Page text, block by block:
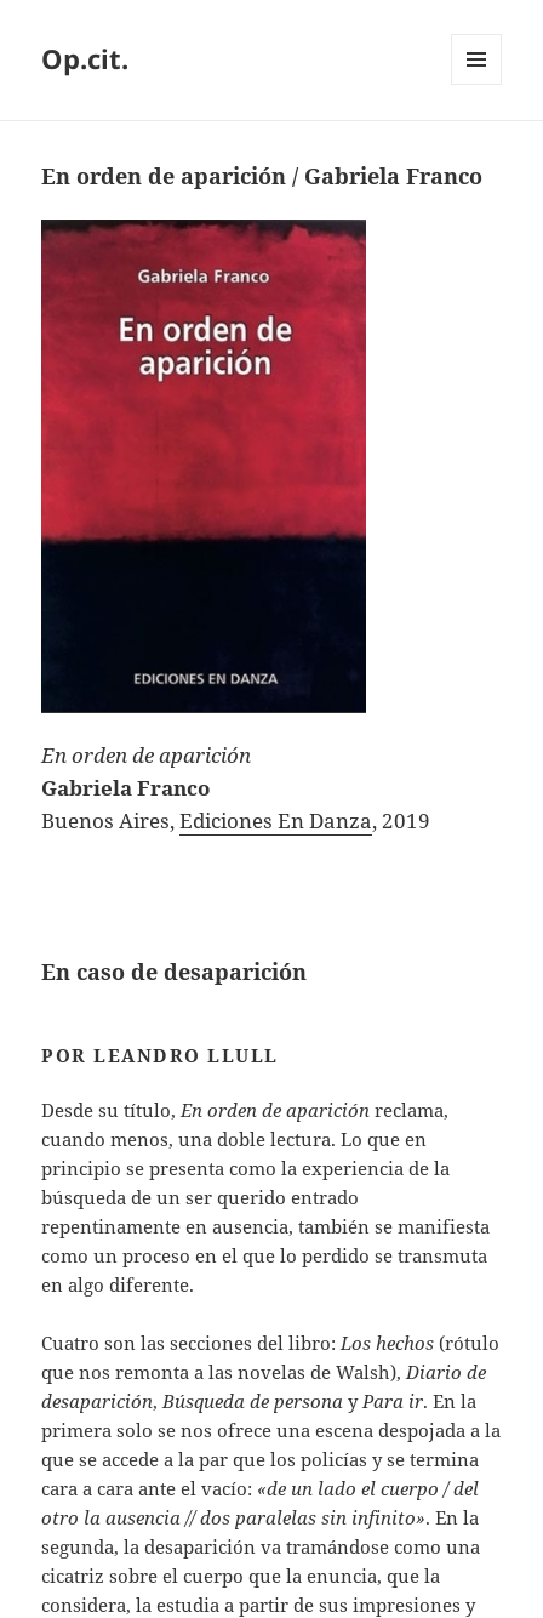
Op.cit.
En orden de aparición / Gabriela Franco
En orden de aparición
Gabriela Franco
Buenos Aires,Ediciones En Danza, 2019
En caso de desaparición
POR LEANDRO LLULL
Desde su título, En orden de aparición reclama,
cuando menos, una doble lectura. Lo que en
principio se presenta como la experiencia de la
búsqueda de un ser querido entrado
repentinamente en ausencia, también se manifiesta
como un proceso en el que lo perdido se transmuta
en algo diferente.
Cuatro son las secciones del libro: Los hechos(rótulo
que nos remonta a las novelas de Walsh), Diario de
desaparición, Búsqueda de persona y Para ir. En la
primera solo se nos ofrece una escena despojada a la
que se accede a la par que los policías y se termina
cara a cara ante el vacío: «de un lado el cuerpo / del
otro la ausencia // dos paralelas sin infinito». En la
segunda, la desaparición va tramándose como una
cicatriz sobre el cuerpo que la enuncia, que la
considera, la estudia a partir de sus impresiones y